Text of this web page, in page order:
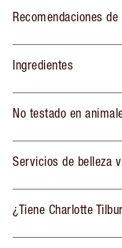
Recomendaciones
Ingredientes
No testado en
Servicios de belleza
¿Tiene Charlotte